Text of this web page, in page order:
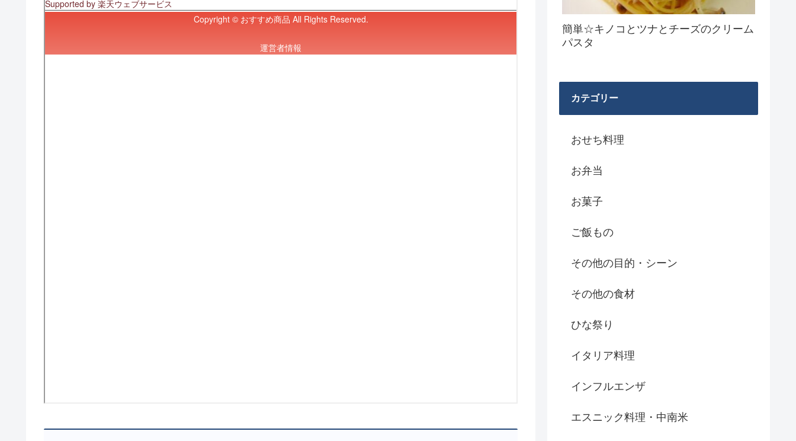
簡単☆キノコとツナとチーズのクリーム
パスタ
カテゴリー
おせち料理
お弁当
お菓子
ご飯もの
その他の目的・シーン
その他の食材
ひな祭り
イタリア料理
インフルエンザ
エスニック料理・中南米